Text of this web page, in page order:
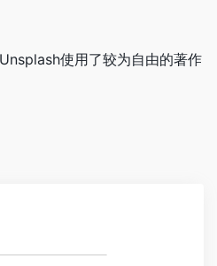
使用了较为自由的著作